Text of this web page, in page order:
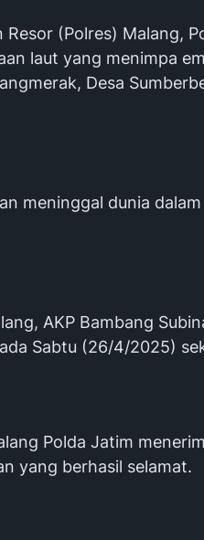
Resor (Polres) Malang,
laut yang menimpa
Desa
meninggal dunia
AKP Bambang
Sabtu (26/4/2025)
Polda Jatim
yang berhasil selamat.